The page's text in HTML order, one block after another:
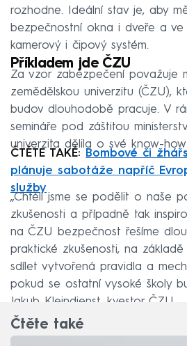
rozhodne. Ideální stav je, aby
bezpečnostní okna i dveře a ve
kamerový i čipový systém.
Příkladem jde ČZU
Za vzor zabezpečení považuje
zemědělskou univerzitu (ČZU),
budov dlouhodobě pracuje. V
semináře pod záštitou
univerzita dělila o své know-
ČTĚTE TAKÉ:
Bombové či
plánuje sabotáže napříč
služby
„Chtěli jsme se podělit o naše
zkušenosti a případně tak
na ČZU bezpečnost řešíme
praktické zkušenosti, na
sdílet vytvořená pravidla a
pokud se ostatní vysoké školy
Jakub Kleindienst, kvestor ČZU.
Čtěte také